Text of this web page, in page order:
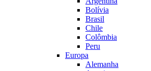
Bolívia
Brasil
Chile
Colômbia
Peru
Europa
Alemanha